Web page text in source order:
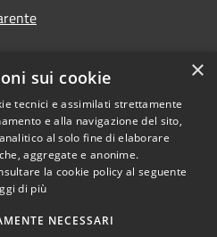
illeciti
Copyright © 2026 • Comune di
×
sui cookie
tecnici e assimilati strettamente
e alla navigazione del sito,
al solo fine di elaborare
aggregate e anonime.
la cookie policy al seguente
di più
NECESSARI